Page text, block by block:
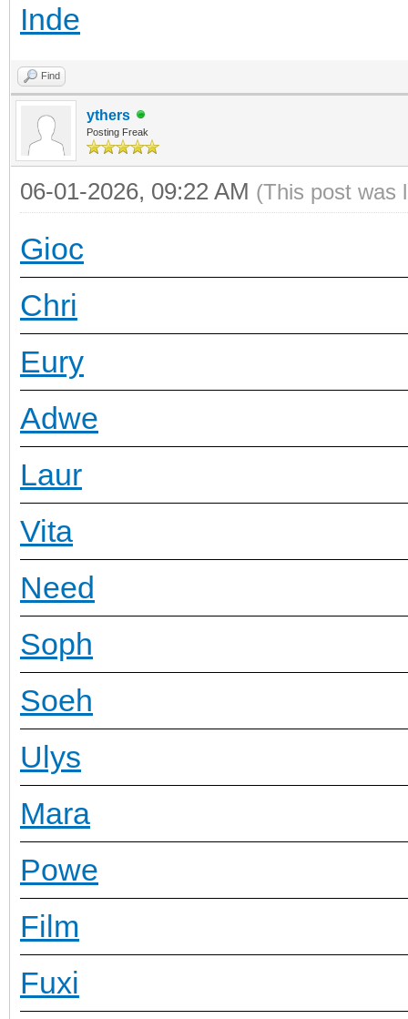
Inde
Find
ythers
Posting Freak
06-01-2026, 09:22 AM (This post was
Gioc
Chri
Eury
Adwe
Laur
Vita
Need
Soph
Soeh
Ulys
Mara
Powe
Film
Fuxi